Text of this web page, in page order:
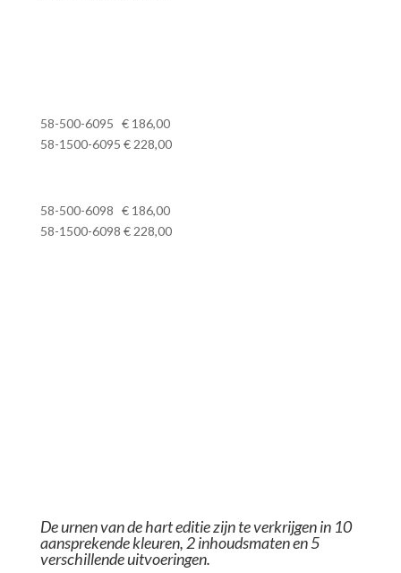
58-500-6095 € 186,00
58-1500-6095 € 228,00
58-500-6098 € 186,00
58-1500-6098 € 228,00
De urnen van de hart editie zijn te verkrijgen in 10
aansprekende kleuren, 2 inhoudsmaten en 5
verschillende uitvoeringen.